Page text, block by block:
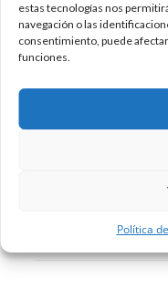
estas tecnologías nos
navegación o las
consentimiento, puede
funciones.
Política
Seguro que
viajabas con tu
pesada, para
momentos de tu
recuerdas cómo
echabas de